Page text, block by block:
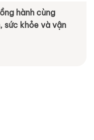
hành cùng
sức khỏe và vận